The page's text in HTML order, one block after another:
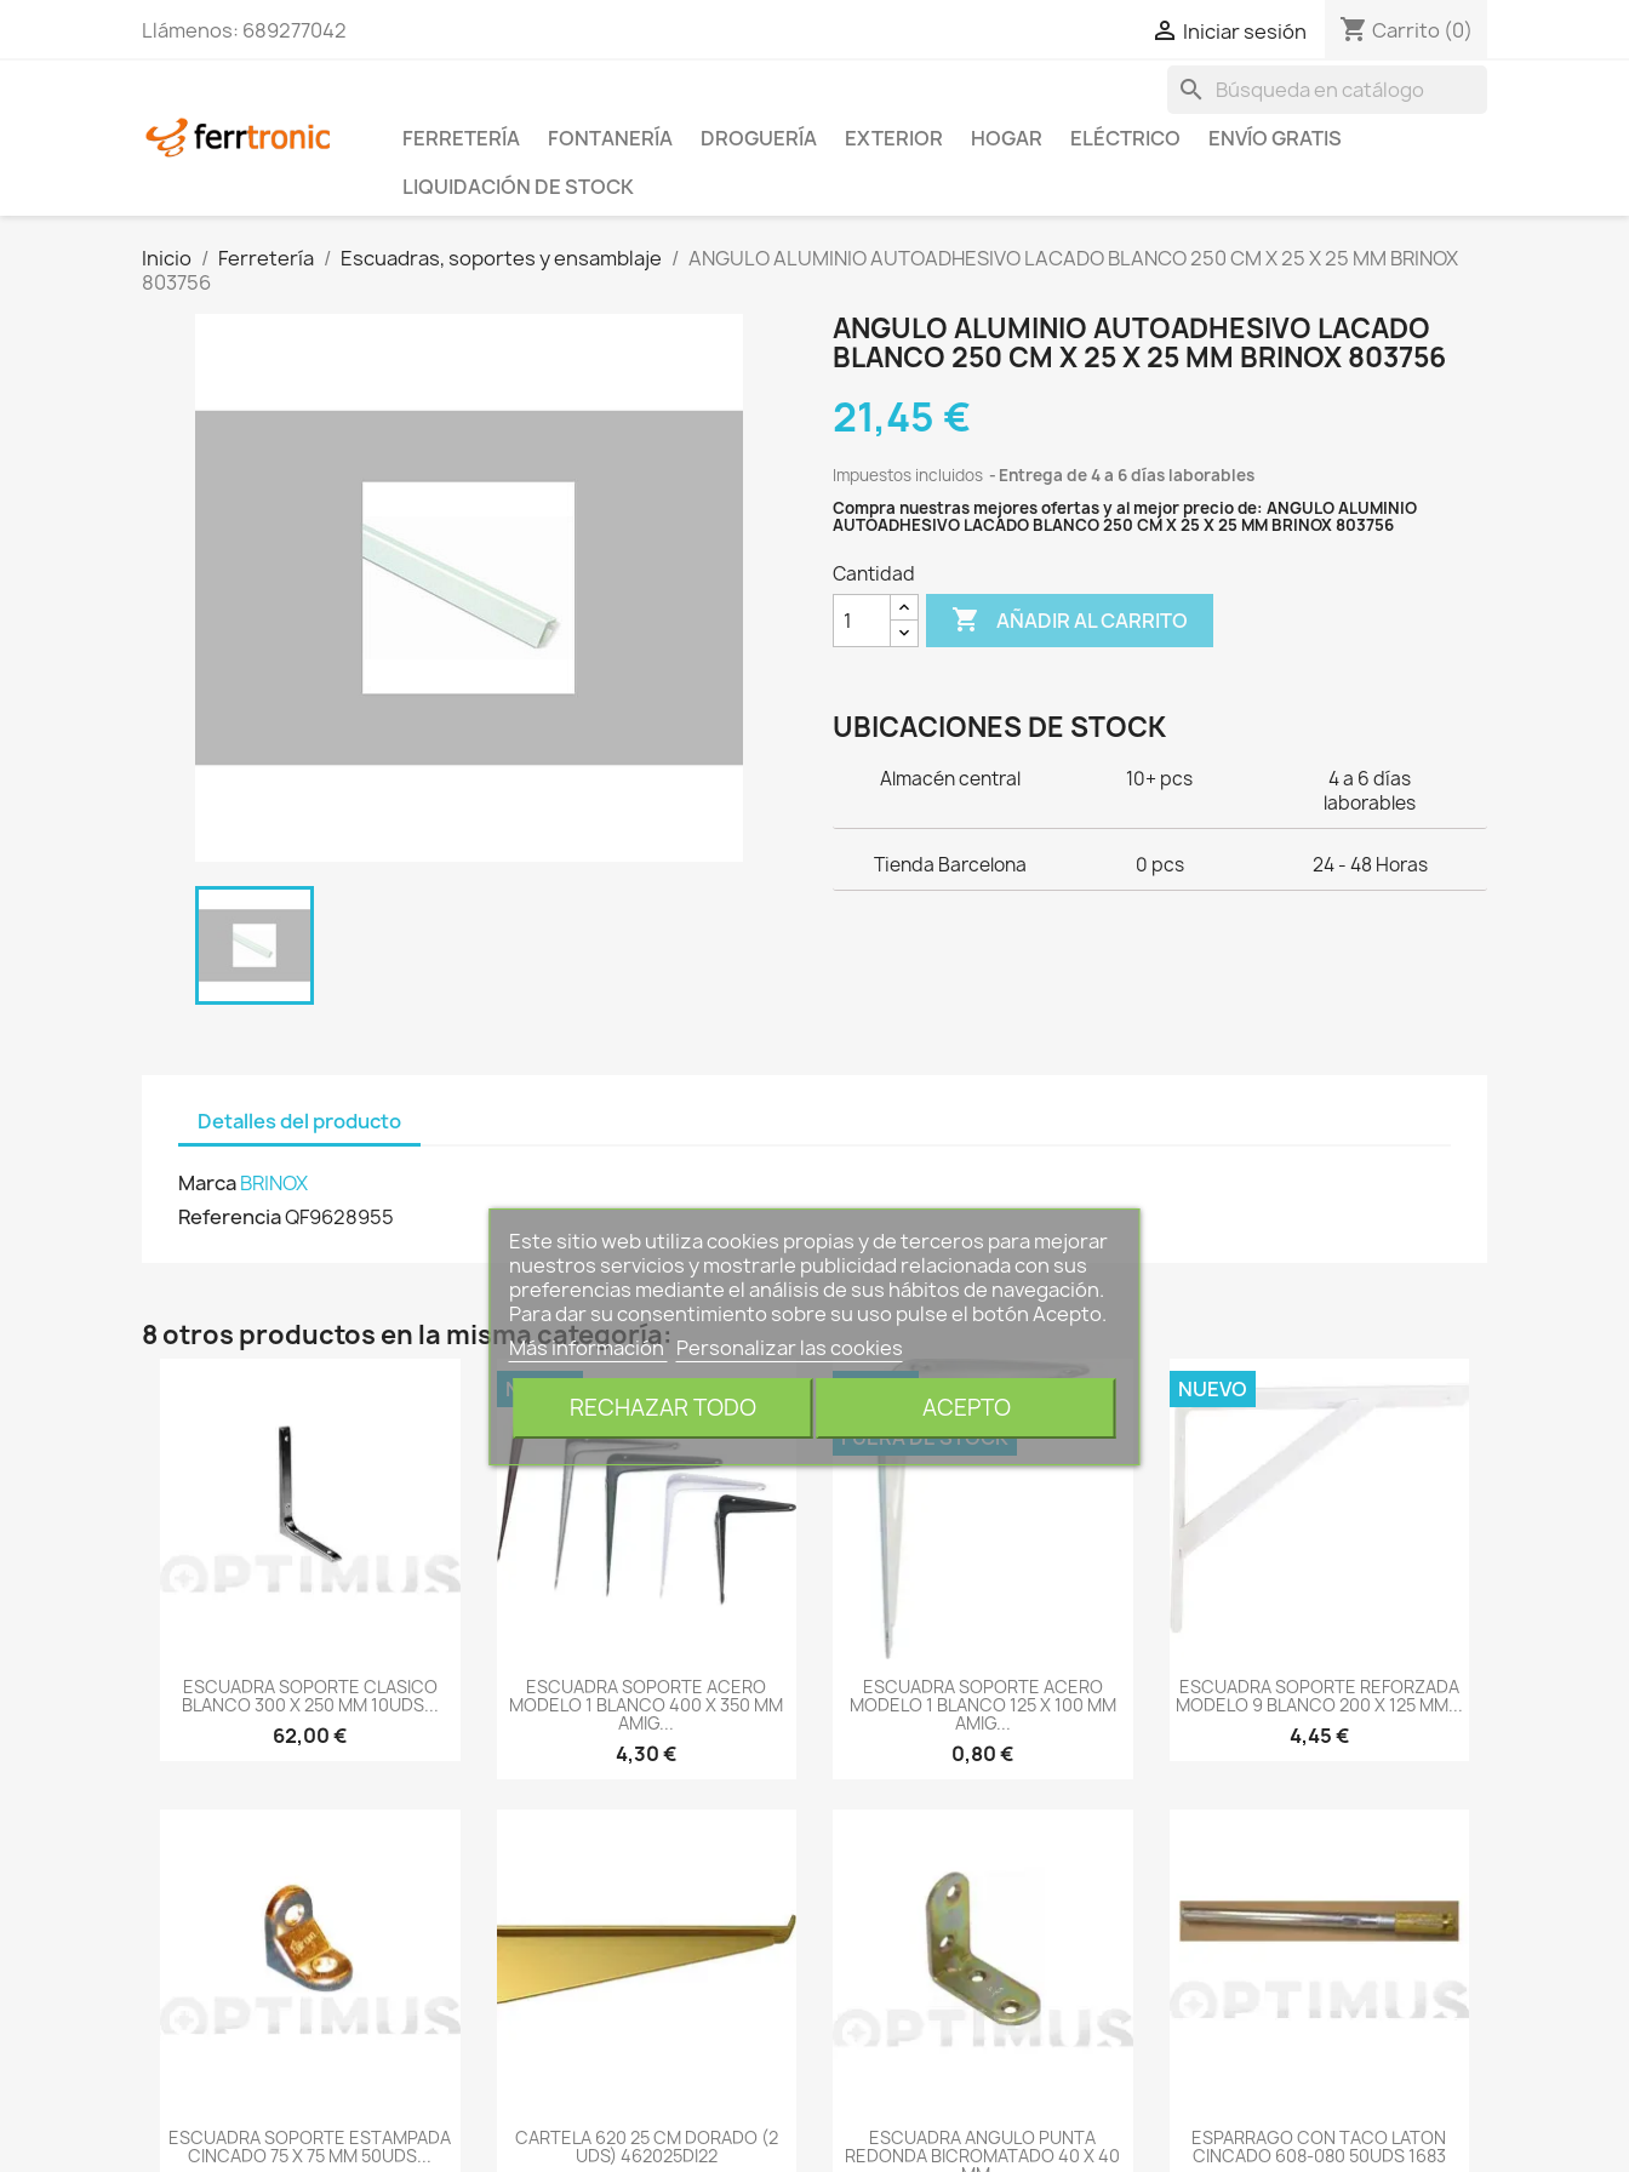
Llámenos: 689277042  Iniciar sesión shopping_cart Carrito (0)
search
FERRETERÍA FONTANERÍA DROGUERÍA EXTERIOR HOGAR ELÉCTRICO
ENVÍO GRATIS
LIQUIDACIÓN DE STOCK
Inicio Ferretería Escuadras, soportes y ensamblaje
ANGULO ALUMINIO AUTOADHESIVO LACADO BLANCO 250 CM X 25 X 25 MM BRINOX
803756
ANGULO ALUMINIO AUTOADHESIVO LACADO
BLANCO 250 CM X 25 X 25 MM BRINOX 803756
21,45 €
Impuestos incluidos
Entrega de 4 a 6 días laborables
Compra nuestras mejores ofertas y al mejor precio de: ANGULO ALUMINIO
AUTOADHESIVO LACADO BLANCO 250 CM X 25 X 25 MM BRINOX 803756
Cantidad
 AÑADIR AL CARRITO
UBICACIONES DE STOCK
Almacén central 10+ pcs
4 a 6 días
laborables
Tienda Barcelona 0 pcs 24 - 48 Horas
Detalles del producto
MarcaBRINOX
ReferenciaQF9628955
8 otros productos en la misma categoría:
-->
ESCUADRA SOPORTE CLASICO
BLANCO 300 X 250 MM 10UDS...
62,00 €
-->
ESCUADRA SOPORTE ACERO
MODELO 1 BLANCO 400 X 350 MM
AMIG...
4,30 €
NUEVO
-->
ESCUADRA SOPORTE ACERO
MODELO 1 BLANCO 125 X 100 MM
AMIG...
0,80 €
FUERA DE STOCK
-->
ESCUADRA SOPORTE REFORZADA
MODELO 9 BLANCO 200 X 125 MM...
4,45 €
NUEVO
-->
ESCUADRA SOPORTE ESTAMPADA
CINCADO 75 X 75 MM 50UDS...
-->
CARTELA 620 25 CM DORADO (2
UDS) 462025DI22
-->
ESCUADRA ANGULO PUNTA
REDONDA BICROMATADO 40 X 40
-->
ESPARRAGO CON TACO LATON
CINCADO 608-080 50UDS 1683
Este sitio web utiliza cookies propias y de terceros para mejorar
nuestros servicios y mostrarle publicidad relacionada con sus
preferencias mediante el análisis de sus hábitos de navegación.
Para dar su consentimiento sobre su uso pulse el botón Acepto.
Más información Personalizar las cookies
RECHAZAR TODO ACEPTO